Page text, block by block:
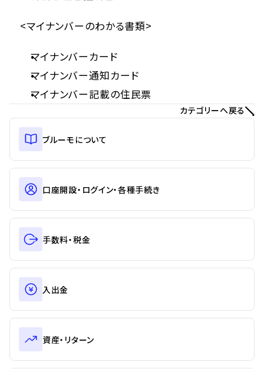
<マイナンバーのわかる書類>
マイナンバーカード
マイナンバー通知カード
マイナンバー記載の住民票
カテゴリーへ戻る
ブルーモについて
口座開設・ログイン・各種手続き
手数料・税金
入出金
資産・リターン